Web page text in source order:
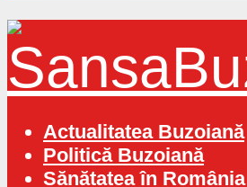
Actualitatea Buzoiană
Politică Buzoiană
Sănătatea în România